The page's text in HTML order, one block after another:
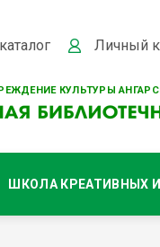
КУЛЬТУРЫ
Личный
ШКОЛА КРЕАТИВНЫХ